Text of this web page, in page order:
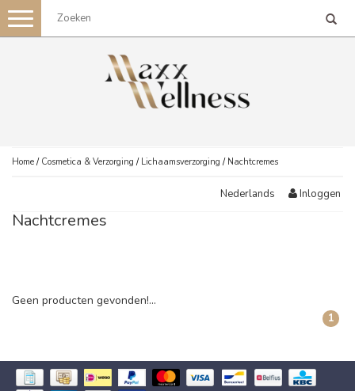
Toggle
navigation
Home / Cosmetica & Verzorging / Lichaamsverzorging / Nachtcremes
Nederlands Inloggen
Nachtcremes
Geen producten gevonden!...
1